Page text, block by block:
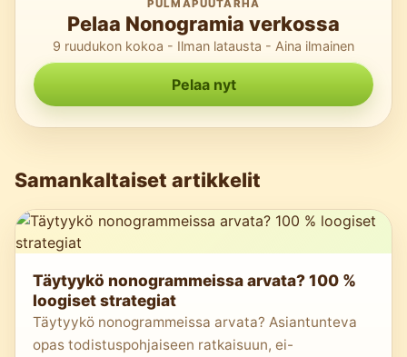
PULMAPUUTARHA
Pelaa Nonogramia verkossa
9 ruudukon kokoa - Ilman latausta - Aina ilmainen
Pelaa nyt
Samankaltaiset artikkelit
Täytyykö nonogrammeissa arvata? 100 %
loogiset strategiat
Täytyykö nonogrammeissa arvata? Asiantunteva
opas todistuspohjaiseen ratkaisuun, ei-